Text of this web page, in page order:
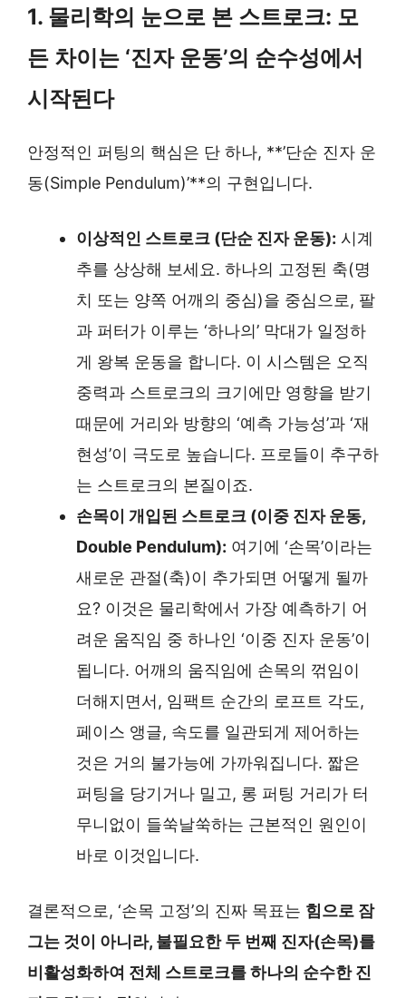
1. 물리학의 눈으로 본 스트로크: 모
든 차이는 ‘진자 운동’의 순수성에서
시작된다
안정적인 퍼팅의 핵심은 단 하나, **’단순 진자 운
동(Simple Pendulum)’**의 구현입니다.
이상적인 스트로크 (단순 진자 운동): 시계
추를 상상해 보세요. 하나의 고정된 축(명
치 또는 양쪽 어깨의 중심)을 중심으로, 팔
과 퍼터가 이루는 ‘하나의’ 막대가 일정하
게 왕복 운동을 합니다. 이 시스템은 오직
중력과 스트로크의 크기에만 영향을 받기
때문에 거리와 방향의 ‘예측 가능성’과 ‘재
현성’이 극도로 높습니다. 프로들이 추구하
는 스트로크의 본질이죠.
손목이 개입된 스트로크 (이중 진자 운동,
Double Pendulum): 여기에 ‘손목’이라는
새로운 관절(축)이 추가되면 어떻게 될까
요? 이것은 물리학에서 가장 예측하기 어
려운 움직임 중 하나인 ‘이중 진자 운동’이
됩니다. 어깨의 움직임에 손목의 꺾임이
더해지면서, 임팩트 순간의 로프트 각도,
페이스 앵글, 속도를 일관되게 제어하는
것은 거의 불가능에 가까워집니다. 짧은
퍼팅을 당기거나 밀고, 롱 퍼팅 거리가 터
무니없이 들쑥날쑥하는 근본적인 원인이
바로 이것입니다.
결론적으로, ‘손목 고정’의 진짜 목표는 힘으로 잠
그는 것이 아니라, 불필요한 두 번째 진자(손목)를
비활성화하여 전체 스트로크를 하나의 순수한 진